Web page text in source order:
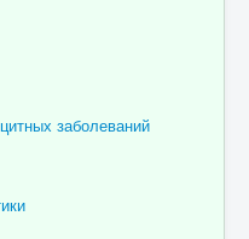
заболеваний